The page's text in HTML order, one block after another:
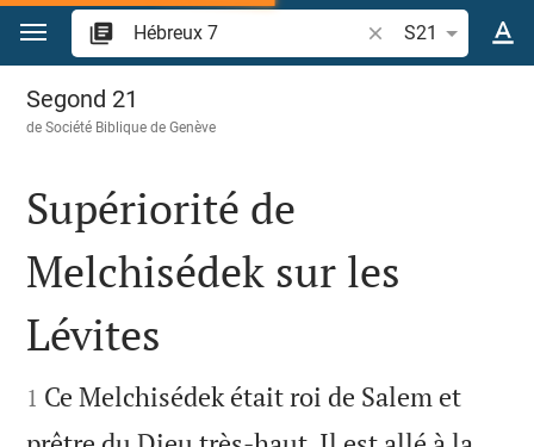
Aller vers contenu
Recherche d'un
S21
Hébreux 7
Segond 21
deSociété Biblique de Genève

Supériorité de
Melchisédek sur les
Lévites

1 Ce Melchisédek était roi de Salem et